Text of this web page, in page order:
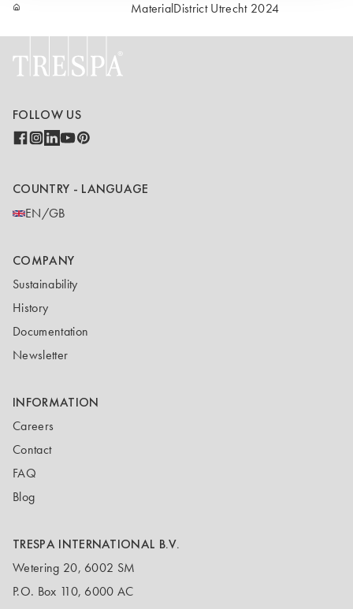
MaterialDistrict Utrecht 2024
FOLLOW US
COUNTRY - LANGUAGE
EN/GB
COMPANY
Sustainability
History
Documentation
Newsletter
INFORMATION
Careers
Contact
FAQ
Blog
TRESPA INTERNATIONAL B.V.
Wetering 20, 6002 SM
P.O. Box 110, 6000 AC